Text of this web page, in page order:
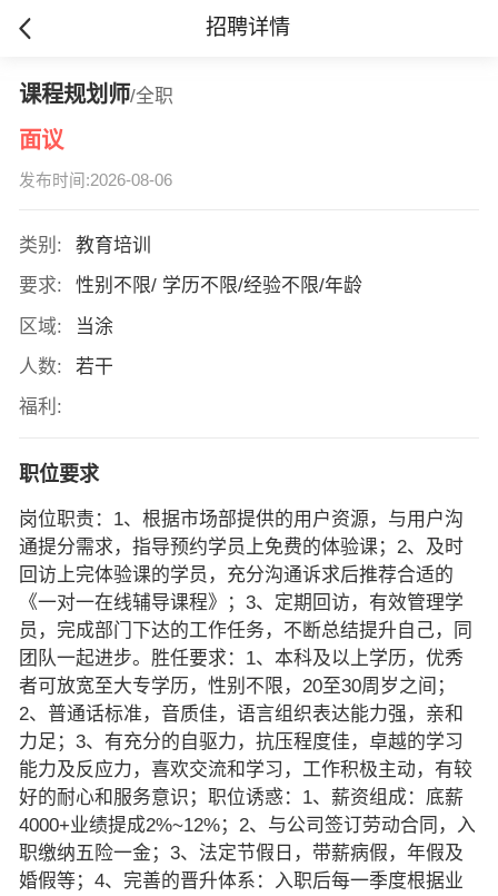
招聘详情
课程规划师/全职
面议
发布时间:2026-08-06
类别:
教育培训
要求:
性别不限/ 学历不限/经验不限/年龄
区域:
当涂
人数:
若干
福利:
职位要求
岗位职责：1、根据市场部提供的用户资源，与用户沟
通提分需求，指导预约学员上免费的体验课；2、及时
回访上完体验课的学员，充分沟通诉求后推荐合适的
《一对一在线辅导课程》；3、定期回访，有效管理学
员，完成部门下达的工作任务，不断总结提升自己，同
团队一起进步。胜任要求：1、本科及以上学历，优秀
者可放宽至大专学历，性别不限，20至30周岁之间；
2、普通话标准，音质佳，语言组织表达能力强，亲和
力足；3、有充分的自驱力，抗压程度佳，卓越的学习
能力及反应力，喜欢交流和学习，工作积极主动，有较
好的耐心和服务意识；职位诱惑：1、薪资组成：底薪
4000+业绩提成2%~12%；2、与公司签订劳动合同，入
职缴纳五险一金；3、法定节假日，带薪病假，年假及
婚假等；4、完善的晋升体系：入职后每一季度根据业